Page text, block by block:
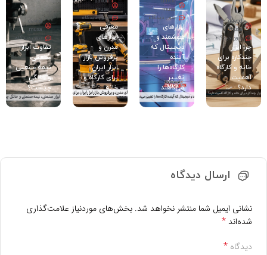
davod
musa
بدون دیدگاه
چرا ابزار
چندکاره برای
خانه و کارگاه
اهمیت
دارد؟
musa
بدون دیدگاه
ابزارهای
هوشمند و
دیجیتال که
آینده
کارگاه‌ها را
تغییر
می‌دهند
musa
بدون دیدگاه
معرفی
ابزارهای
مدرن و
پرفروش بازار
ابزار ایران
برای کارگاه و
خانه
davod
musa
بدون دیدگاه
تفاوت ابزار
صنعتی،
نیمه صنعتی
و خانگی
چیست؟
ارسال دیدگاه
نشانی ایمیل شما منتشر نخواهد شد. بخش‌های موردنیاز علامت‌گذاری
شده‌اند *
دیدگاه *